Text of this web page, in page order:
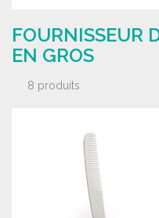
FOURNISSEUR
EN GROS
8 produits